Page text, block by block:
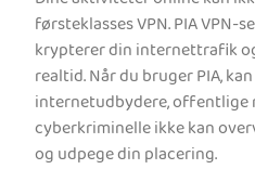
førsteklasses VPN. PIA
krypterer din internettrafik
realtid. Når du bruger PIA,
internetudbydere, offentlige
cyberkriminelle ikke kan
og udpege din placering.